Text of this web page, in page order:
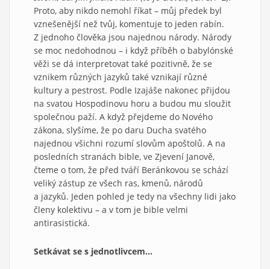
Proto, aby nikdo nemohl říkat – můj předek byl
vznešenější než tvůj, komentuje to jeden rabín.
Z jednoho člověka jsou najednou národy. Národy
se moc nedohodnou – i když příběh o babylónské
věži se dá interpretovat také pozitivně, že se
vznikem různých jazyků také vznikají různé
kultury a pestrost. Podle Izajáše nakonec přijdou
na svatou Hospodinovu horu a budou mu sloužit
společnou paží. A když přejdeme do Nového
zákona, slyšíme, že po daru Ducha svatého
najednou všichni rozumí slovům apoštolů. A na
posledních stranách bible, ve Zjevení Janově,
čteme o tom, že před tváří Beránkovou se schází
veliký zástup ze všech ras, kmenů, národů
a jazyků. Jeden pohled je tedy na všechny lidi jako
členy kolektivu – a v tom je bible velmi
antirasistická.
Setkávat se s jednotlivcem…